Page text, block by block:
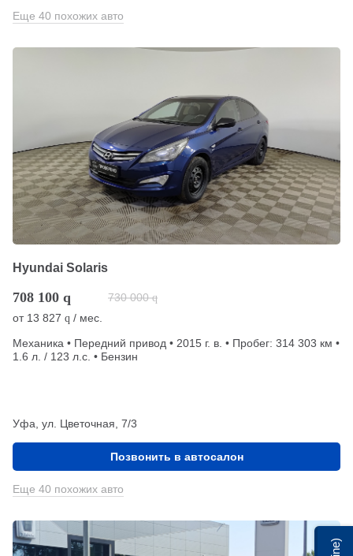
Еще 40 похожих авто
Hyundai Solaris
708 100 q 730 000 q
от 13 827 q / мес.
Механика • Передний привод • 2015 г. в. • Пробег: 314 303 км •
1.6 л. / 123 л.с. • Бензин
Уфа, ул. Цветочная, 7/3
Позвонить в автосалон
Еще 40 похожих авто